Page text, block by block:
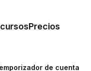
Precios
de cuenta